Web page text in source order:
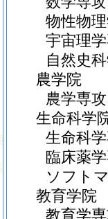
物性物
宇宙理
自然史
農学院
農学専攻
生命科学
生命科
臨床薬
ソフト
教育学院
教育学